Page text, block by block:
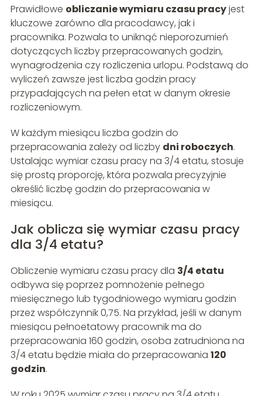
Prawidłowe obliczanie wymiaru czasu pracyjest
kluczowe zarówno dla pracodawcy, jak i
pracownika. Pozwala to uniknąć nieporozumień
dotyczących liczby przepracowanych godzin,
wynagrodzenia czy rozliczenia urlopu. Podstawą do
wyliczeń zawsze jest liczba godzin pracy
przypadających na pełen etat w danym okresie
rozliczeniowym.
W każdym miesiącu liczba godzin do
przepracowania zależy od liczby dni roboczych.
Ustalając wymiar czasu pracy na 3/4 etatu, stosuje
się prostą proporcję, która pozwala precyzyjnie
określić liczbę godzin do przepracowania w
miesiącu.
Jak oblicza się wymiar czasu pracy
dla 3/4 etatu?
Obliczenie wymiaru czasu pracy dla 3/4 etatu
odbywa się poprzez pomnożenie pełnego
miesięcznego lub tygodniowego wymiaru godzin
przez współczynnik 0,75. Na przykład, jeśli w danym
miesiącu pełnoetatowy pracownik ma do
przepracowania 160 godzin, osoba zatrudniona na
3/4 etatu będzie miała do przepracowania 120
godzin.